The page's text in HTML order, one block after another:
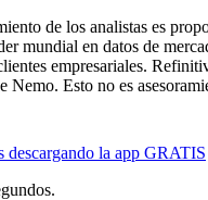
de los analistas es
mundial en datos de
empresariales.
Nemo. Esto no es
descargando la app GRATIS